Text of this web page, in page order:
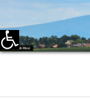
Eszköztár megnyitása